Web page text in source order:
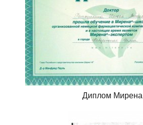
Диплом Мирена